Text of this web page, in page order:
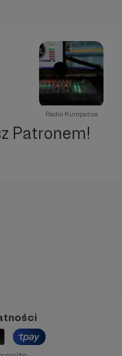
Radio Kuropatwa
Patronem!